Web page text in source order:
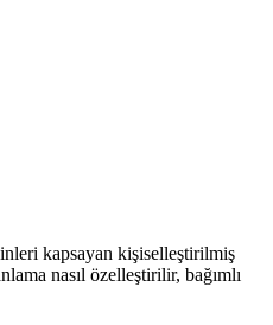
kapsayan kişiselleştirilmiş
nasıl özelleştirilir, bağımlı